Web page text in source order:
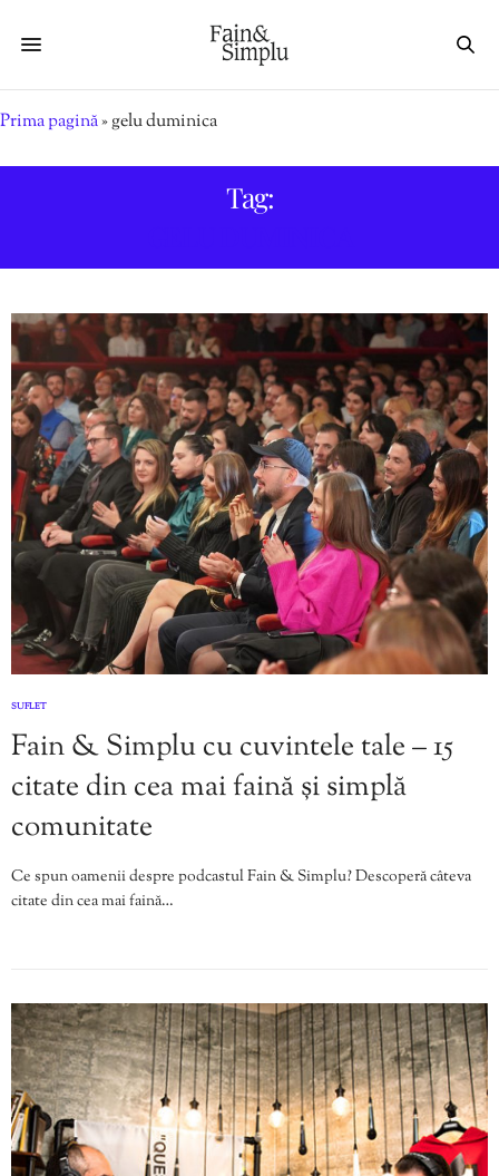
Prima pagină»gelu duminica
Tag:
SUFLET
Fain & Simplu cu cuvintele tale – 15
citate din cea mai faină și simplă
comunitate
Ce spun oamenii despre podcastul Fain & Simplu? Descoperă câteva
citate din cea mai faină…